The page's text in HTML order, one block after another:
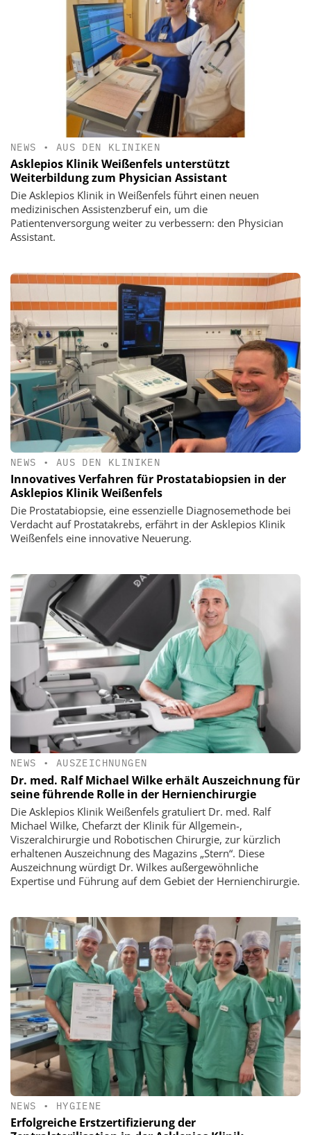
NEWS • AUS DEN KLINIKEN
Asklepios Klinik Weißenfels unterstützt
Weiterbildung zum Physician Assistant
Die Asklepios Klinik in Weißenfels führt einen neuen
medizinischen Assistenzberuf ein, um die
Patientenversorgung weiter zu verbessern: den Physician
Assistant.
NEWS • AUS DEN KLINIKEN
Innovatives Verfahren für Prostatabiopsien in der
Asklepios Klinik Weißenfels
Die Prostatabiopsie, eine essenzielle Diagnosemethode bei
Verdacht auf Prostatakrebs, erfährt in der Asklepios Klinik
Weißenfels eine innovative Neuerung.
NEWS • AUSZEICHNUNGEN
Dr. med. Ralf Michael Wilke erhält Auszeichnung für
seine führende Rolle in der Hernienchirurgie
Die Asklepios Klinik Weißenfels gratuliert Dr. med. Ralf
Michael Wilke, Chefarzt der Klinik für Allgemein-,
Viszeralchirurgie und Robotischen Chirurgie, zur kürzlich
erhaltenen Auszeichnung des Magazins „Stern“. Diese
Auszeichnung würdigt Dr. Wilkes außergewöhnliche
Expertise und Führung auf dem Gebiet der Hernienchirurgie.
NEWS • HYGIENE
Erfolgreiche Erstzertifizierung der